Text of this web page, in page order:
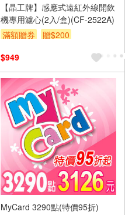
【晶工牌】感應式遠紅外線開飲
機專用濾心(2入/盒)(CF-2522A)
滿額贈券
贈$200
$949
MyCard 3290點(特價95折)